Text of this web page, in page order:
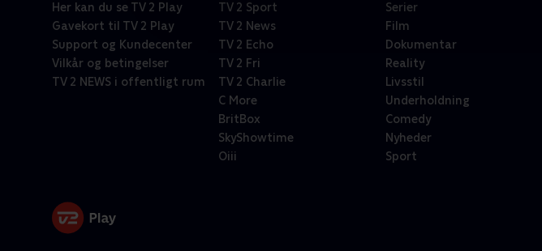
Her kan du se TV 2 Play
Gavekort til TV 2 Play
Support og Kundecenter
Vilkår og betingelser
TV 2 NEWS i offentligt rum
TV 2 Sport
TV 2 News
TV 2 Echo
TV 2 Fri
TV 2 Charlie
C More
BritBox
SkyShowtime
Oiii
Serier
Film
Dokumentar
Reality
Livsstil
Underholdning
Comedy
Nyheder
Sport